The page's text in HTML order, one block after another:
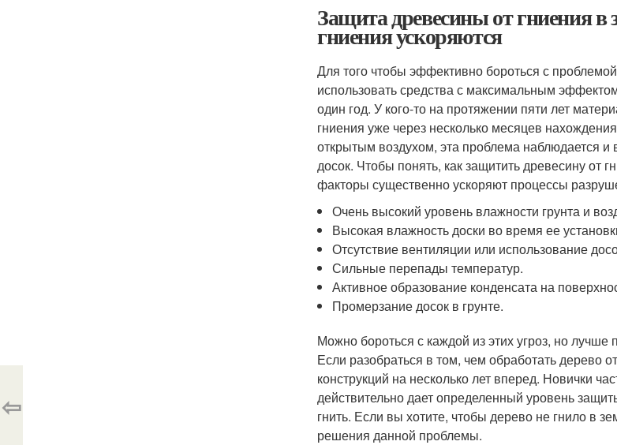
Защита древесины от гниения в
гниения ускоряются
Для того чтобы эффективно бороться с
использовать средства с максимальным
один год. У кого-то на протяжении пяти лет
гниения уже через несколько месяцев
открытым воздухом, эта проблема наблюдается и
досок. Чтобы понять, как защитить древесину от
факторы существенно ускоряют процессы
Очень высокий уровень влажности грунта и
Высокая влажность доски во время ее
Отсутствие вентиляции или использование
Сильные перепады температур.
Активное образование конденсата на
Промерзание досок в грунте.
Можно бороться с каждой из этих угроз, но
Если разобраться в том, чем обработать дерево
конструкций на несколько лет вперед. Новички
действительно дает определенный уровень
гнить. Если вы хотите, чтобы дерево не гнило в
решения данной проблемы.
⇦